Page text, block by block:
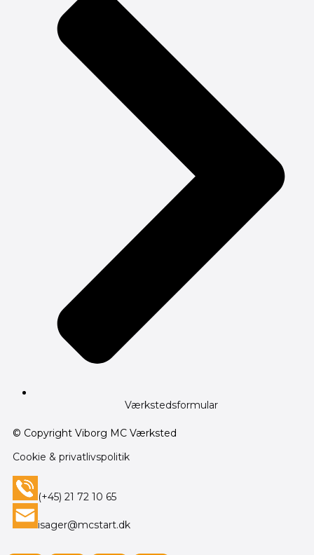
Værkstedsformular
© Copyright Viborg MC Værksted
Cookie & privatlivspolitik
(+45) 21 72 10 65
isager@mcstart.dk